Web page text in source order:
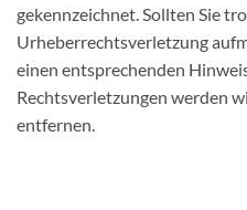
gekennzeichnet. Sollten Sie
Urheberrechtsverletzung
einen entsprechenden
Rechtsverletzungen werden
entfernen.